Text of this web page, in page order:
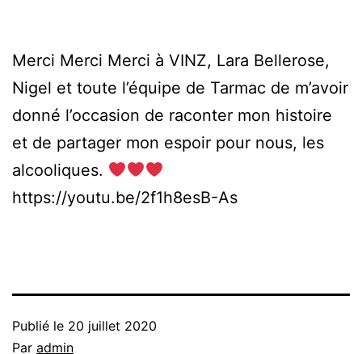
Merci Merci Merci à VINZ, Lara Bellerose,
Nigel et toute l’équipe de Tarmac de m’avoir
donné l’occasion de raconter mon histoire
et de partager mon espoir pour nous, les
alcooliques.
https://youtu.be/2f1h8esB-As
Publié le 20 juillet 2020
Par admin